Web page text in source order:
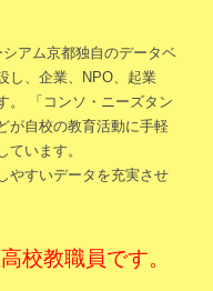
アム京都独自のデータベ
し、企業、NPO、起業
。 「コンソ・ニーズタン
が自校の教育活動に手軽
ています。
やすいデータを充実させ
校教職員です。